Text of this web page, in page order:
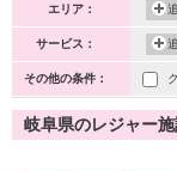
エリア：
サービス：
その他の条件：
岐阜県のレジャー